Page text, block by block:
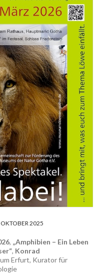
2025
, „Amphibien – Ein Leben
, Konrad
Erfurt, Kurator für